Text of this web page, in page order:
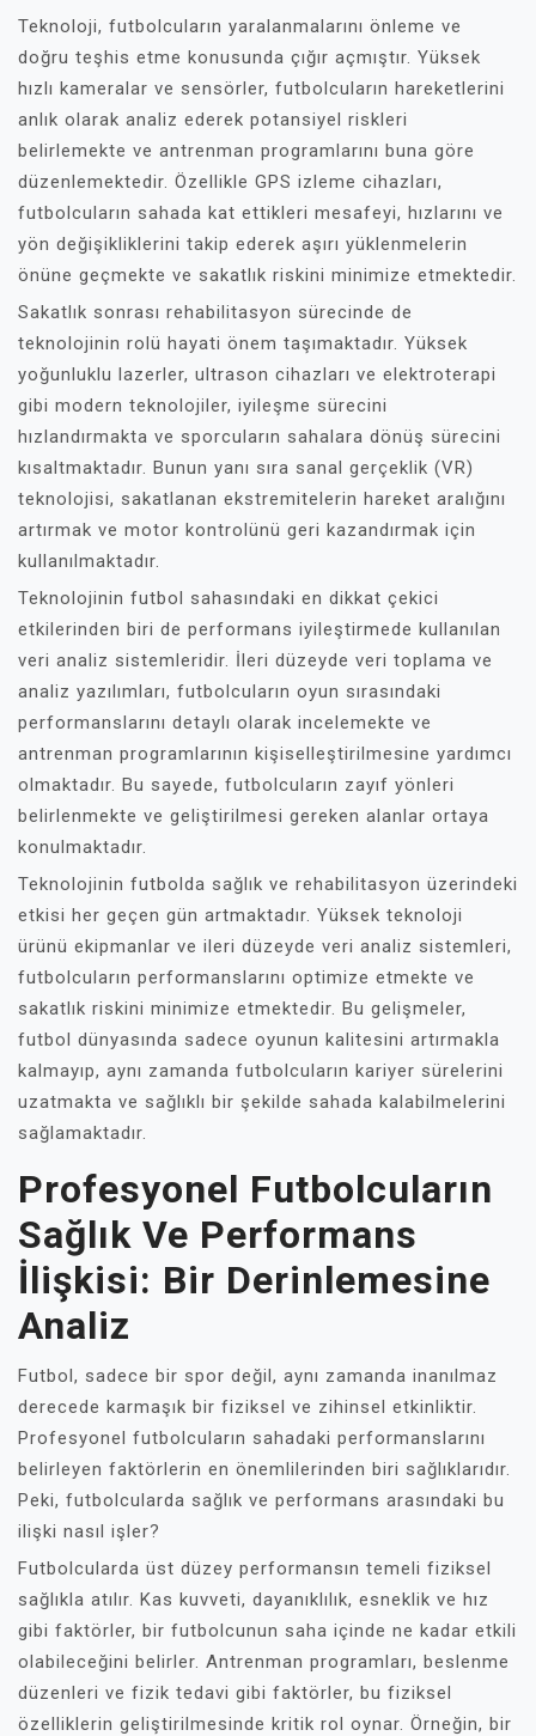
Teknoloji, futbolcuların yaralanmalarını önleme ve
doğru teşhis etme konusunda çığır açmıştır. Yüksek
hızlı kameralar ve sensörler, futbolcuların hareketlerini
anlık olarak analiz ederek potansiyel riskleri
belirlemekte ve antrenman programlarını buna göre
düzenlemektedir. Özellikle GPS izleme cihazları,
futbolcuların sahada kat ettikleri mesafeyi, hızlarını ve
yön değişikliklerini takip ederek aşırı yüklenmelerin
önüne geçmekte ve sakatlık riskini minimize etmektedir.
Sakatlık sonrası rehabilitasyon sürecinde de
teknolojinin rolü hayati önem taşımaktadır. Yüksek
yoğunluklu lazerler, ultrason cihazları ve elektroterapi
gibi modern teknolojiler, iyileşme sürecini
hızlandırmakta ve sporcuların sahalara dönüş sürecini
kısaltmaktadır. Bunun yanı sıra sanal gerçeklik (VR)
teknolojisi, sakatlanan ekstremitelerin hareket aralığını
artırmak ve motor kontrolünü geri kazandırmak için
kullanılmaktadır.
Teknolojinin futbol sahasındaki en dikkat çekici
etkilerinden biri de performans iyileştirmede kullanılan
veri analiz sistemleridir. İleri düzeyde veri toplama ve
analiz yazılımları, futbolcuların oyun sırasındaki
performanslarını detaylı olarak incelemekte ve
antrenman programlarının kişiselleştirilmesine yardımcı
olmaktadır. Bu sayede, futbolcuların zayıf yönleri
belirlenmekte ve geliştirilmesi gereken alanlar ortaya
konulmaktadır.
Teknolojinin futbolda sağlık ve rehabilitasyon üzerindeki
etkisi her geçen gün artmaktadır. Yüksek teknoloji
ürünü ekipmanlar ve ileri düzeyde veri analiz sistemleri,
futbolcuların performanslarını optimize etmekte ve
sakatlık riskini minimize etmektedir. Bu gelişmeler,
futbol dünyasında sadece oyunun kalitesini artırmakla
kalmayıp, aynı zamanda futbolcuların kariyer sürelerini
uzatmakta ve sağlıklı bir şekilde sahada kalabilmelerini
sağlamaktadır.
Profesyonel Futbolcuların
Sağlık Ve Performans
İlişkisi: Bir Derinlemesine
Analiz
Futbol, sadece bir spor değil, aynı zamanda inanılmaz
derecede karmaşık bir fiziksel ve zihinsel etkinliktir.
Profesyonel futbolcuların sahadaki performanslarını
belirleyen faktörlerin en önemlilerinden biri sağlıklarıdır.
Peki, futbolcularda sağlık ve performans arasındaki bu
ilişki nasıl işler?
Futbolcularda üst düzey performansın temeli fiziksel
sağlıkla atılır. Kas kuvveti, dayanıklılık, esneklik ve hız
gibi faktörler, bir futbolcunun saha içinde ne kadar etkili
olabileceğini belirler. Antrenman programları, beslenme
düzenleri ve fizik tedavi gibi faktörler, bu fiziksel
özelliklerin geliştirilmesinde kritik rol oynar. Örneğin, bir